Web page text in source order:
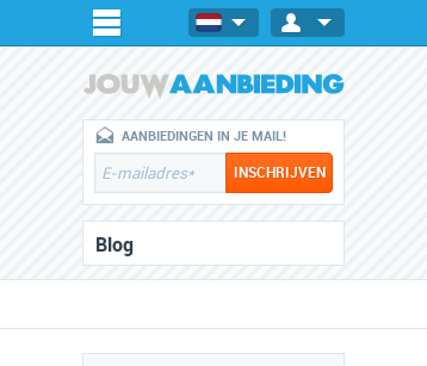
AANBIEDINGEN IN JE MAIL!
Blog